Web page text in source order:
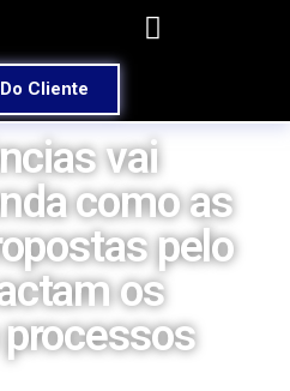
Cliente
vai
como as
pelo
os